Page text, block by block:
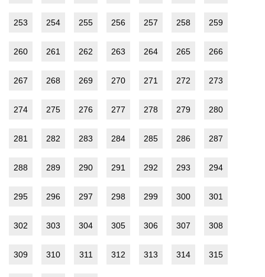
253 254 255 256 257 258 259
260 261 262 263 264 265 266
267 268 269 270 271 272 273
274 275 276 277 278 279 280
281 282 283 284 285 286 287
288 289 290 291 292 293 294
295 296 297 298 299 300 301
302 303 304 305 306 307 308
309 310 311 312 313 314 315